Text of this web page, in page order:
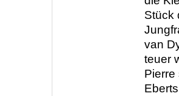
Stück
van
teuer
Pierre